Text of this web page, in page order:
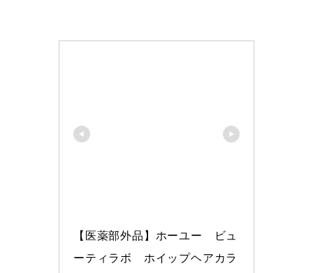
【医薬部外品】ホーユー　ビュ
ーティラボ　ホイップヘアカラ